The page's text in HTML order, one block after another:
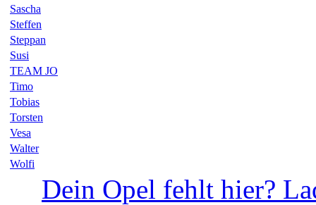
Sascha
Steffen
Steppan
Susi
TEAM JO
Timo
Tobias
Torsten
Vesa
Walter
Wolfi
Dein Opel fehlt hier?